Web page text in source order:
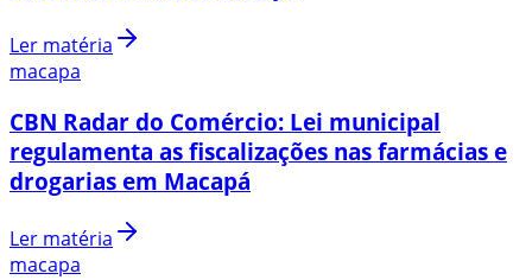
Ler matéria
macapa
CBN Radar do Comércio: Lei municipal
regulamenta as fiscalizações nas farmácias e
drogarias em Macapá
Ler matéria
macapa